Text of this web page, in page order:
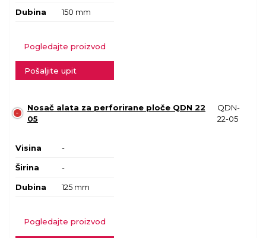
Dubina 150 mm
Pogledajte proizvod
Pošaljite upit
Nosač alata za perforirane ploče QDN 22
05
QDN-
22-05
Visina -
Širina -
Dubina 125 mm
Pogledajte proizvod